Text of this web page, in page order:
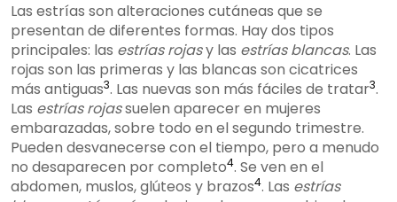
Las estrías son alteraciones cutáneas que se
presentan de diferentes formas. Hay dos tipos
principales: las estrías rojasy las estrías blancas. Las
rojas son las primeras y las blancas son cicatrices
más antiguas3. Las nuevas son más fáciles de tratar3.
Las estrías rojassuelen aparecer en mujeres
embarazadas, sobre todo en el segundo trimestre.
Pueden desvanecerse con el tiempo, pero a menudo
no desaparecen por completo4. Se ven en el
abdomen, muslos, glúteos y brazos4. Las estrías